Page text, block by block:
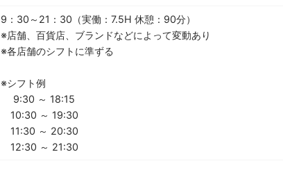
9：30～21：30（実働：7.5H 休憩：90分）
※店舗、百貨店、ブランドなどによって変動あり
※各店舗のシフトに準ずる
※シフト例
9:30 ～ 18:15
10:30 ～ 19:30
11:30 ～ 20:30
12:30 ～ 21:30